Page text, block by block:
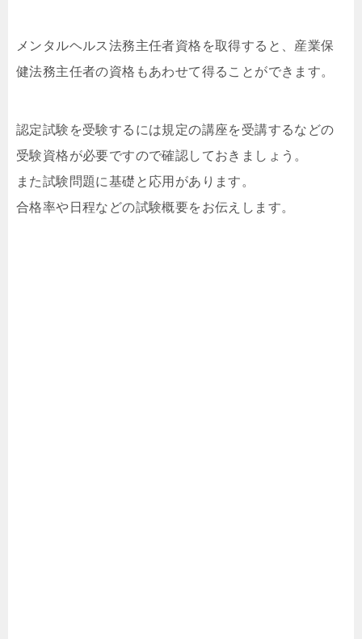
メンタルヘルス法務主任者資格を取得すると、産業保
健法務主任者の資格もあわせて得ることができます。
認定試験を受験するには規定の講座を受講するなどの
受験資格が必要ですので確認しておきましょう。
また試験問題に基礎と応用があります。
合格率や日程などの試験概要をお伝えします。